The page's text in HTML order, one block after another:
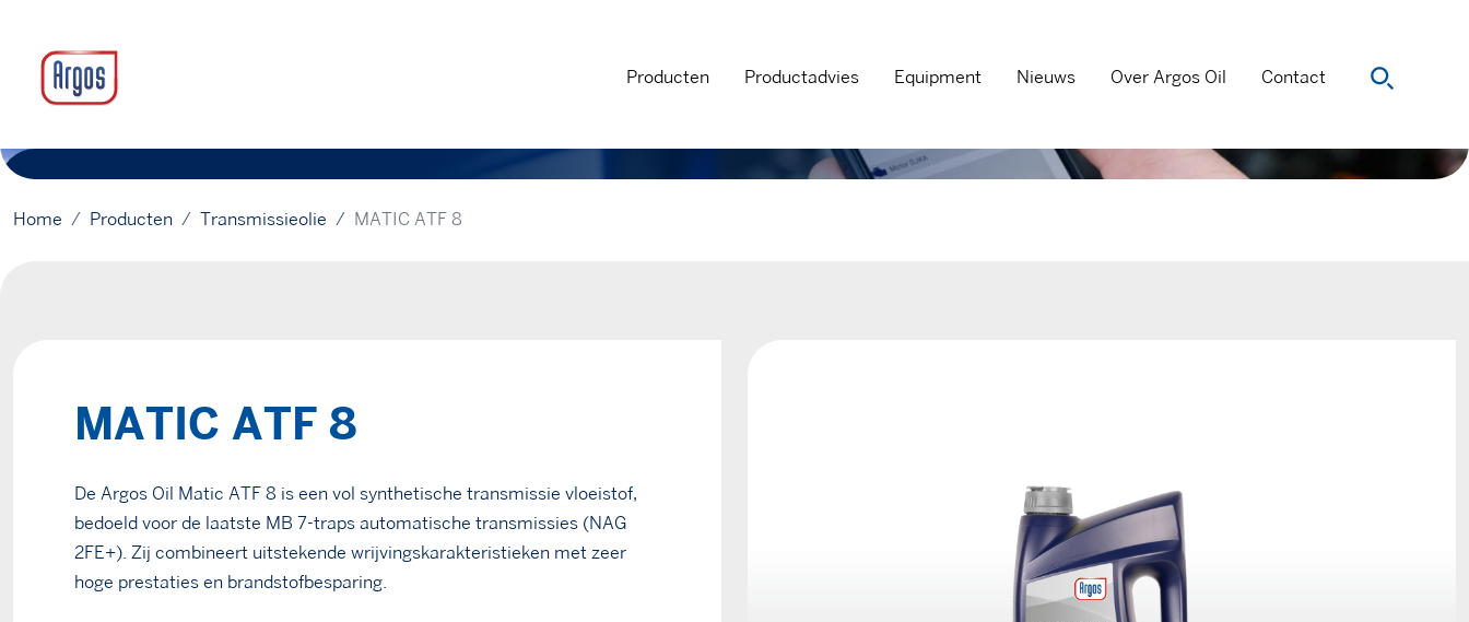
Producten Productadvies Equipment Nieuws Over Argos Oil Contact
Home Producten Transmissieolie MATIC ATF 8
MATIC ATF 8
De Argos Oil Matic ATF 8 is een vol synthetische transmissie vloeistof,
bedoeld voor de laatste MB 7-traps automatische transmissies (NAG
2FE+). Zij combineert uitstekende wrijvingskarakteristieken met zeer
hoge prestaties en brandstofbesparing.